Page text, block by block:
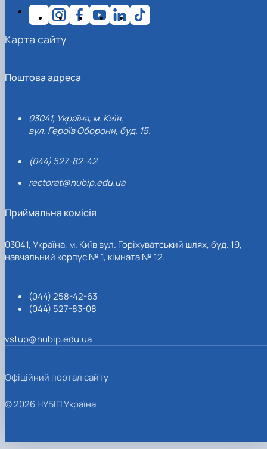
Поштова адреса
03041, Україна, м. Київ,
вул. Героїв Оборони, буд. 15.
(044) 527-82-42
rectorat@nubip.edu.ua
Приймальна комісія
03041, Україна, м. Київ вул. Горіхуватський шлях, буд. 19,
навчальний корпус № 1, кімната № 12.
(044) 258-42-63
(044) 527-83-08
vstup@nubip.edu.ua
Карта сайту
Офіційний портал сайту
© 2026 НУБІП Україна